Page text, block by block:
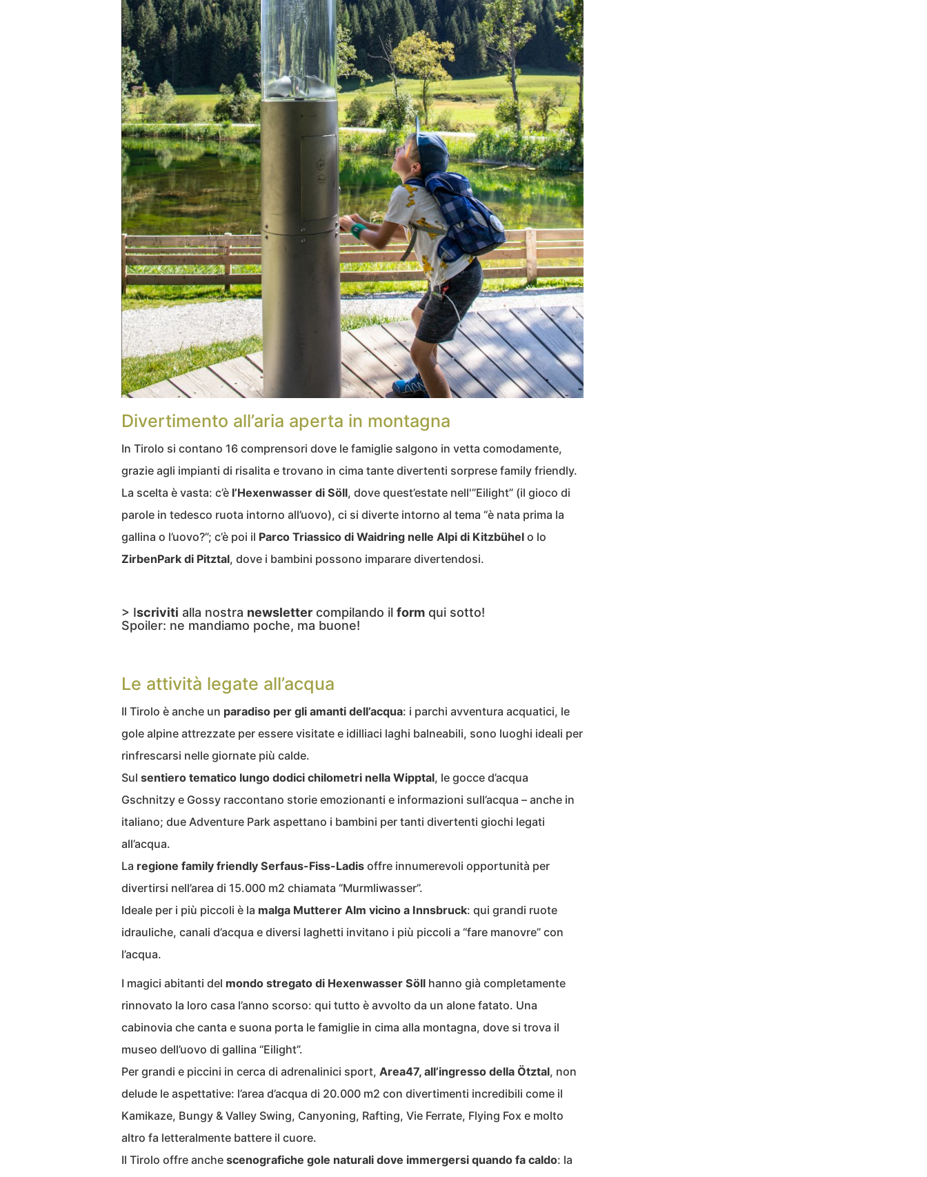
Divertimento all’aria aperta in montagna
In Tirolo si contano 16 comprensori dove le famiglie salgono in vetta comodamente,
grazie agli impianti di risalita e trovano in cima tante divertenti sorprese family friendly.
La scelta è vasta: c’è l’Hexenwasser di Söll, dove quest’estate nell'”Eilight” (il gioco di
parole in tedesco ruota intorno all’uovo), ci si diverte intorno al tema “è nata prima la
gallina o l’uovo?”; c’è poi il Parco Triassico di Waidring nelle Alpi di Kitzbühel o lo
ZirbenPark di Pitztal, dove i bambini possono imparare divertendosi.
> Iscriviti alla nostra newsletter compilando il form qui sotto!
Spoiler: ne mandiamo poche, ma buone!
Le attività legate all’acqua
Il Tirolo è anche un paradiso per gli amanti dell’acqua: i parchi avventura acquatici, le
gole alpine attrezzate per essere visitate e idilliaci laghi balneabili, sono luoghi ideali per
rinfrescarsi nelle giornate più calde.
Sul sentiero tematico lungo dodici chilometri nella Wipptal, le gocce d’acqua
Gschnitzy e Gossy raccontano storie emozionanti e informazioni sull’acqua – anche in
italiano; due Adventure Park aspettano i bambini per tanti divertenti giochi legati
all’acqua.
La regione family friendly Serfaus-Fiss-Ladis offre innumerevoli opportunità per
divertirsi nell’area di 15.000 m2 chiamata “Murmliwasser”.
Ideale per i più piccoli è la malga Mutterer Alm vicino a Innsbruck: qui grandi ruote
idrauliche, canali d’acqua e diversi laghetti invitano i più piccoli a “fare manovre” con
l’acqua.
I magici abitanti del mondo stregato di Hexenwasser Söll hanno già completamente
rinnovato la loro casa l’anno scorso: qui tutto è avvolto da un alone fatato. Una
cabinovia che canta e suona porta le famiglie in cima alla montagna, dove si trova il
museo dell’uovo di gallina “Eilight”.
Per grandi e piccini in cerca di adrenalinici sport, Area47, all’ingresso della Ötztal, non
delude le aspettative: l’area d’acqua di 20.000 m2 con divertimenti incredibili come il
Kamikaze, Bungy & Valley Swing, Canyoning, Rafting, Vie Ferrate, Flying Fox e molto
altro fa letteralmente battere il cuore.
Il Tirolo offre anche scenografiche gole naturali dove immergersi quando fa caldo: la